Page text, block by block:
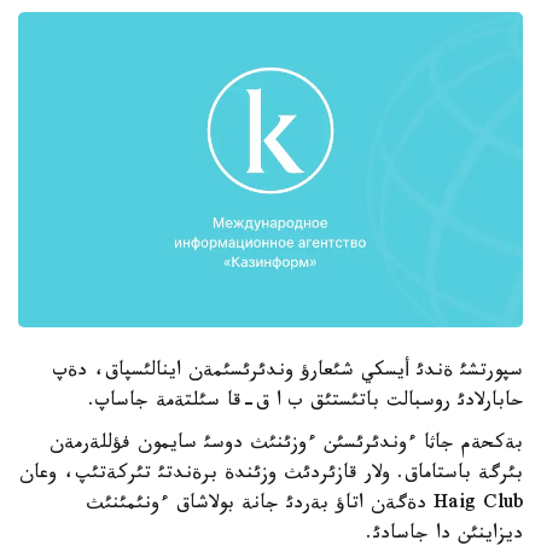
سپورتشئ ةندئ أيسكي شئعارؤ وندئرئسئمةن اينالئسپاق، دةپ
حابارلادئ روسبالت باتئستئق ب ا ق-قا سئلتةمة جاساپ.
بةكحةم جاثا ءوندئرئسئن ءوزئنئث دوسئ سايمون فؤللةرمةن
بئرگة باستاماق. ولار قازئردئث وزئندة برةندتئ تئركةتئپ، وعان
Haig Club دةگةن اتاؤ بةردئ جانة بولاشاق ءونئمئنئث
ديزاينئن دا جاسادئ.